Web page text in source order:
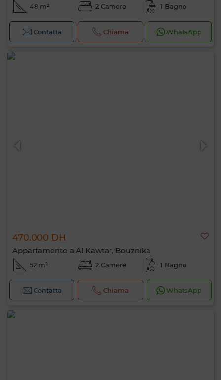
48 m² 2 Camere 1 Bagno
Contatta Chiama WhatsApp
470.000 DH
Appartamento a Al Kawtar, Bouznika
52 m² 2 Camere 1 Bagno
Contatta Chiama WhatsApp